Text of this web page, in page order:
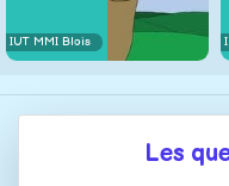
IUT MMI Blois
Les